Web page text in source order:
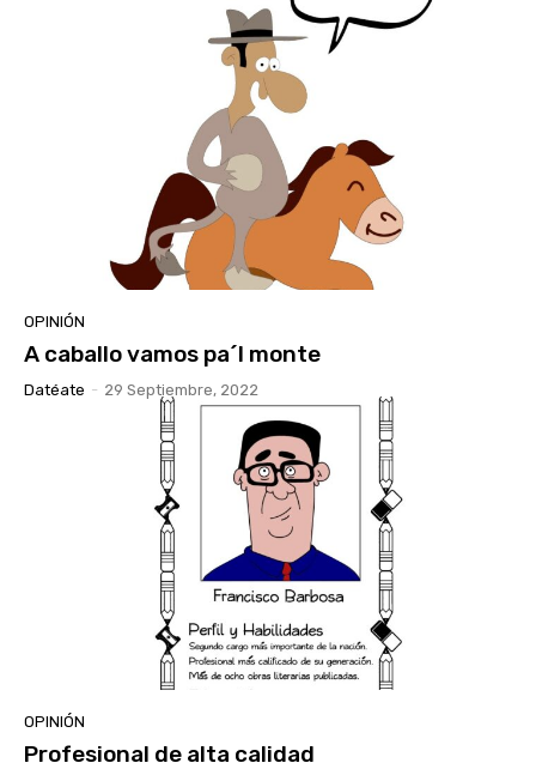
OPINIÓN
A caballo vamos pa´l monte
Datéate - 29 Septiembre, 2022
OPINIÓN
Profesional de alta calidad